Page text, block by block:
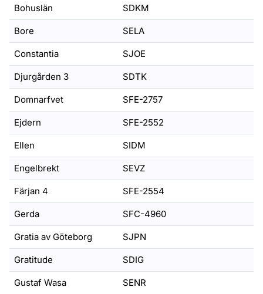
Bohuslän SDKM
Bore SELA
Constantia SJOE
Djurgården 3 SDTK
Domnarfvet SFE-2757
Ejdern SFE-2552
Ellen SIDM
Engelbrekt SEVZ
Färjan 4 SFE-2554
Gerda SFC-4960
Gratia av Göteborg SJPN
Gratitude SDIG
Gustaf Wasa SENR